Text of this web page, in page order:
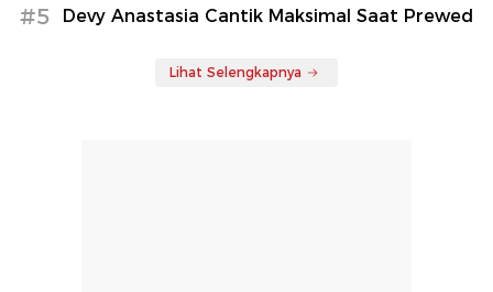
#5 Devy Anastasia Cantik Maksimal Saat Prewed
Lihat Selengkapnya